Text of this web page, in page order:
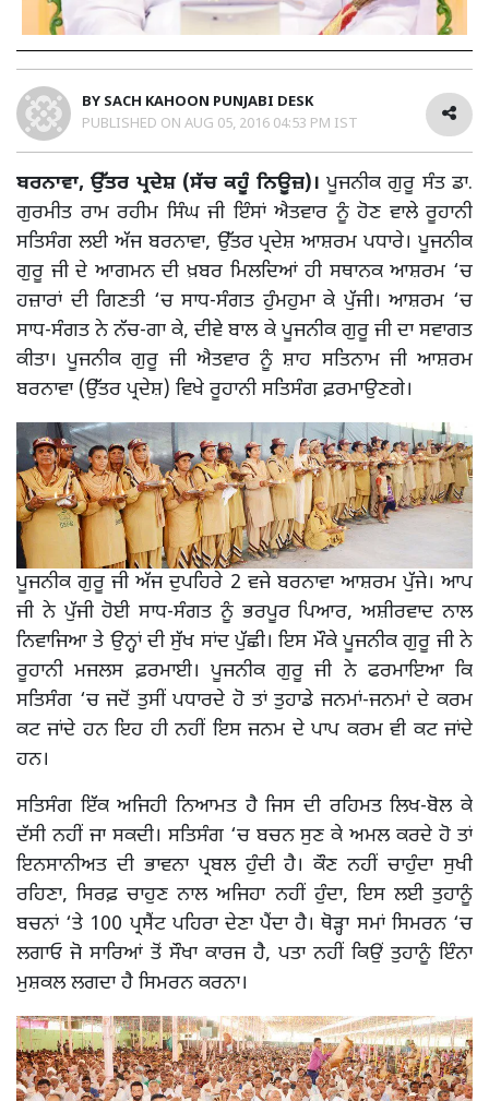
BY SACH KAHOON PUNJABI DESK
PUBLISHED ON AUG 05, 2016 04:53 PM IST
ਬਰਨਾਵਾ, ਉੱਤਰ ਪ੍ਰਦੇਸ਼ (ਸੱਚ ਕਹੂੰ ਨਿਊਜ਼)। ਪੂਜਨੀਕ ਗੁਰੂ ਸੰਤ ਡਾ.
ਗੁਰਮੀਤ ਰਾਮ ਰਹੀਮ ਸਿੰਘ ਜੀ ਇੰਸਾਂ ਐਤਵਾਰ ਨੂੰ ਹੋਣ ਵਾਲੇ ਰੂਹਾਨੀ
ਸਤਿਸੰਗ ਲਈ ਅੱਜ ਬਰਨਾਵਾ, ਉੱਤਰ ਪ੍ਰਦੇਸ਼ ਆਸ਼ਰਮ ਪਧਾਰੇ। ਪੂਜਨੀਕ
ਗੁਰੂ ਜੀ ਦੇ ਆਗਮਨ ਦੀ ਖ਼ਬਰ ਮਿਲਦਿਆਂ ਹੀ ਸਥਾਨਕ ਆਸ਼ਰਮ ‘ਚ
ਹਜ਼ਾਰਾਂ ਦੀ ਗਿਣਤੀ ‘ਚ ਸਾਧ-ਸੰਗਤ ਹੁੰਮਹੁਮਾ ਕੇ ਪੁੱਜੀ। ਆਸ਼ਰਮ ‘ਚ
ਸਾਧ-ਸੰਗਤ ਨੇ ਨੱਚ-ਗਾ ਕੇ, ਦੀਵੇ ਬਾਲ ਕੇ ਪੂਜਨੀਕ ਗੁਰੂ ਜੀ ਦਾ ਸਵਾਗਤ
ਕੀਤਾ। ਪੂਜਨੀਕ ਗੁਰੂ ਜੀ ਐਤਵਾਰ ਨੂੰ ਸ਼ਾਹ ਸਤਿਨਾਮ ਜੀ ਆਸ਼ਰਮ
ਬਰਨਾਵਾ (ਉੱਤਰ ਪ੍ਰਦੇਸ਼) ਵਿਖੇ ਰੂਹਾਨੀ ਸਤਿਸੰਗ ਫ਼ਰਮਾਉਣਗੇ।
ਪੂਜਨੀਕ ਗੁਰੂ ਜੀ ਅੱਜ ਦੁਪਹਿਰੇ 2 ਵਜੇ ਬਰਨਾਵਾ ਆਸ਼ਰਮ ਪੁੱਜੇ। ਆਪ
ਜੀ ਨੇ ਪੁੱਜੀ ਹੋਈ ਸਾਧ-ਸੰਗਤ ਨੂੰ ਭਰਪੂਰ ਪਿਆਰ, ਅਸ਼ੀਰਵਾਦ ਨਾਲ
ਨਿਵਾਜਿਆ ਤੇ ਉਨ੍ਹਾਂ ਦੀ ਸੁੱਖ ਸਾਂਦ ਪੁੱਛੀ। ਇਸ ਮੌਕੇ ਪੂਜਨੀਕ ਗੁਰੂ ਜੀ ਨੇ
ਰੂਹਾਨੀ ਮਜਲਸ ਫ਼ਰਮਾਈ। ਪੂਜਨੀਕ ਗੁਰੂ ਜੀ ਨੇ ਫਰਮਾਇਆ ਕਿ
ਸਤਿਸੰਗ ‘ਚ ਜਦੋਂ ਤੁਸੀਂ ਪਧਾਰਦੇ ਹੋ ਤਾਂ ਤੁਹਾਡੇ ਜਨਮਾਂ-ਜਨਮਾਂ ਦੇ ਕਰਮ
ਕਟ ਜਾਂਦੇ ਹਨ ਇਹ ਹੀ ਨਹੀਂ ਇਸ ਜਨਮ ਦੇ ਪਾਪ ਕਰਮ ਵੀ ਕਟ ਜਾਂਦੇ
ਹਨ।
ਸਤਿਸੰਗ ਇੱਕ ਅਜਿਹੀ ਨਿਆਮਤ ਹੈ ਜਿਸ ਦੀ ਰਹਿਮਤ ਲਿਖ-ਬੋਲ ਕੇ
ਦੱਸੀ ਨਹੀਂ ਜਾ ਸਕਦੀ। ਸਤਿਸੰਗ ‘ਚ ਬਚਨ ਸੁਣ ਕੇ ਅਮਲ ਕਰਦੇ ਹੋ ਤਾਂ
ਇਨਸਾਨੀਅਤ ਦੀ ਭਾਵਨਾ ਪ੍ਰਬਲ ਹੁੰਦੀ ਹੈ। ਕੌਣ ਨਹੀਂ ਚਾਹੁੰਦਾ ਸੁਖੀ
ਰਹਿਣਾ, ਸਿਰਫ਼ ਚਾਹੁਣ ਨਾਲ ਅਜਿਹਾ ਨਹੀਂ ਹੁੰਦਾ, ਇਸ ਲਈ ਤੁਹਾਨੂੰ
ਬਚਨਾਂ ‘ਤੇ 100 ਪ੍ਰਸੈਂਟ ਪਹਿਰਾ ਦੇਣਾ ਪੈਂਦਾ ਹੈ। ਥੋੜ੍ਹਾ ਸਮਾਂ ਸਿਮਰਨ ‘ਚ
ਲਗਾਓ ਜੋ ਸਾਰਿਆਂ ਤੋਂ ਸੌਖਾ ਕਾਰਜ ਹੈ, ਪਤਾ ਨਹੀਂ ਕਿਉਂ ਤੁਹਾਨੂੰ ਇੰਨਾ
ਮੁਸ਼ਕਲ ਲਗਦਾ ਹੈ ਸਿਮਰਨ ਕਰਨਾ।